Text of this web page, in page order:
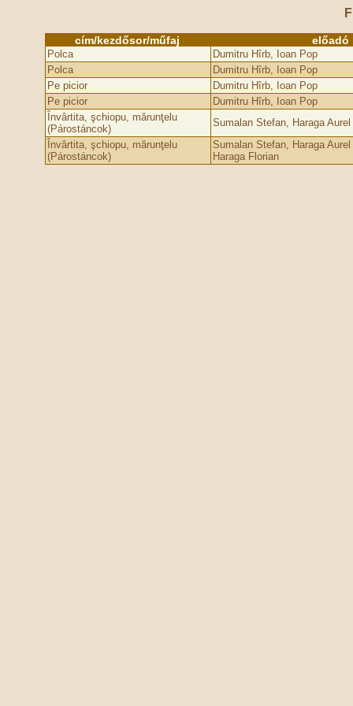
cím/kezdősor/műfaj előadó
Polca
Dumitru Hîrb, Ioan Pop
Polca
Dumitru Hîrb, Ioan Pop
Pe picior
Dumitru Hîrb, Ioan Pop
Pe picior
Dumitru Hîrb, Ioan Pop
Învârtita, şchiopu, mărunţelu
(Párostáncok)
Sumalan Stefan, Haraga
Învârtita, şchiopu, mărunţelu
(Párostáncok)
Sumalan Stefan, Haraga
Haraga Florian